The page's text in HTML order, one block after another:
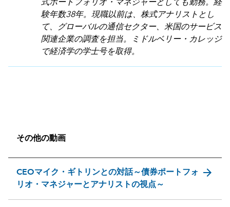
式ポートフォリオ・マネジャーとしても勤務。経
験年数38年。現職以前は、株式アナリストとし
て、グローバルの通信セクター、米国のサービス
関連企業の調査を担当。ミドルベリー・カレッジ
で経済学の学士号を取得。
その他の動画
CEOマイク・ギトリンとの対話～債券ポートフォ
リオ・マネジャーとアナリストの視点～
arrow_forward